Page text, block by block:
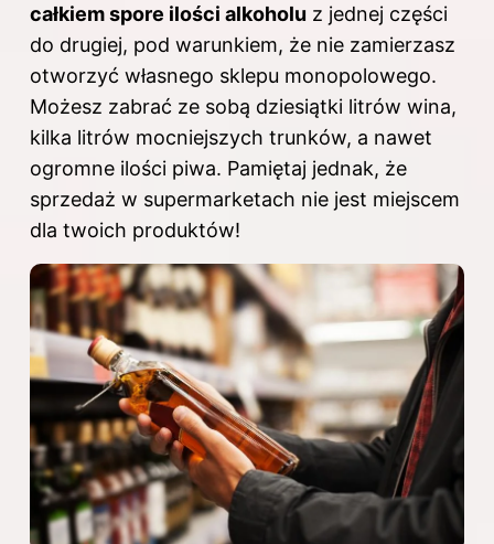
całkiem spore ilości alkoholu z jednej części
do drugiej, pod warunkiem, że nie zamierzasz
otworzyć własnego sklepu monopolowego.
Możesz zabrać ze sobą dziesiątki litrów wina,
kilka litrów mocniejszych trunków, a nawet
ogromne ilości piwa. Pamiętaj jednak, że
sprzedaż w supermarketach nie jest miejscem
dla twoich produktów!